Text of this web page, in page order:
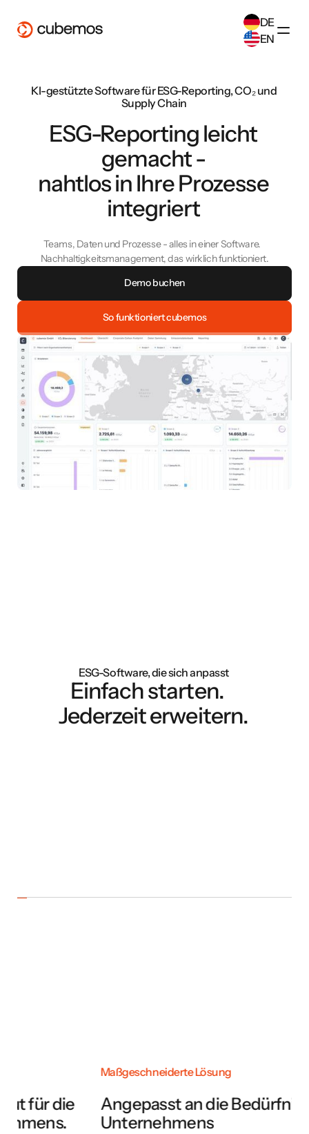
DE
EN
German(DE)
English
KI-gestützte Software für ESG-Reporting, CO₂ und
Supply Chain
ESG-Reporting leicht
gemacht -
nahtlos in Ihre Prozesse
integriert
Teams, Daten und Prozesse - alles in einer Software.
Nachhaltigkeitsmanagement, das wirklich funktioniert.
Demo buchen
So funktioniert cubemos
ESG-Software, die sich anpasst
Einfach starten.
Jederzeit erweitern.
Maßgeschneiderte Lösung
Angepasst an die Bedürfnisse Ihres
Unternehmens